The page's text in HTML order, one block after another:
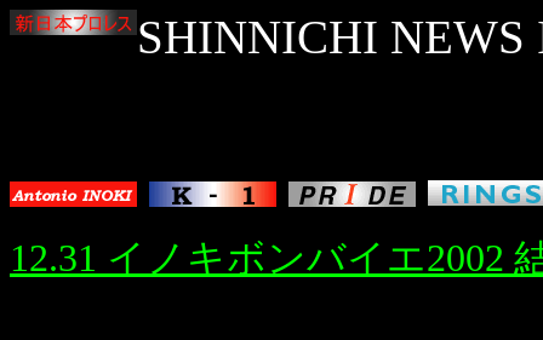
SHINNICHI NEWS
12.31 イノキボンバイエ2002